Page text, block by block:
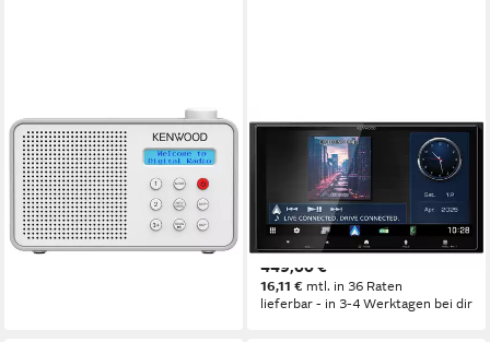
KENWOOD
Digitalradio (DAB)
ab 48,99 €
lieferbar - in 2-3 Werktagen bei dir
KENWOOD
DMX7525DABS 6,92-Zoll 2-
DIN Digital Media Receiver mit
HD-Display Autoradio
0 kg Gewicht
449,00 €
16,11 € mtl. in 36 Raten
lieferbar - in 3-4 Werktagen bei dir